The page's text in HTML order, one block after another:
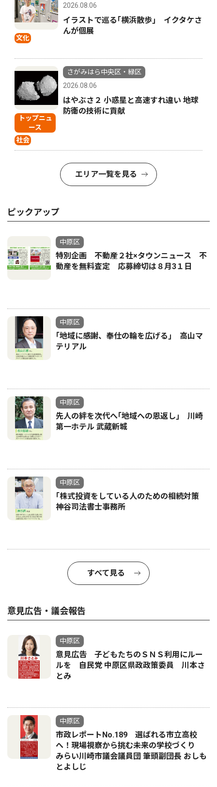
文化
2026.08.06
イラストで巡る｢横浜散歩｣ イクタケさ
んが個展
トップニュ
ース
社会
さがみはら中央区・緑区
2026.08.06
はやぶさ２ 小惑星と高速すれ違い 地球
防衛の技術に貢献
エリア一覧を見る
ピックアップ
中原区
特別企画 不動産２社×タウンニュース 不
動産を無料査定 応募締切は８月3１日
中原区
｢地域に感謝、奉仕の輪を広げる｣ 高山マ
テリアル
中原区
先人の絆を次代へ｢地域への恩返し｣ 川崎
第一ホテル 武蔵新城
中原区
｢株式投資をしている人のための相続対策
神谷司法書士事務所
すべて見る
意見広告・議会報告
中原区
意見広告 子どもたちのＳＮＳ利用にルー
ルを 自民党 中原区県政政策委員 川本さ
とみ
中原区
市政レポートNo.189 選ばれる市立高校
へ！現場視察から挑む未来の学校づくり
みらい川崎市議会議員団 筆頭副団長 おしも
とよしじ